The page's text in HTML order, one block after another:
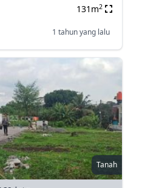
131m2
1 tahun yang lalu
Tanah